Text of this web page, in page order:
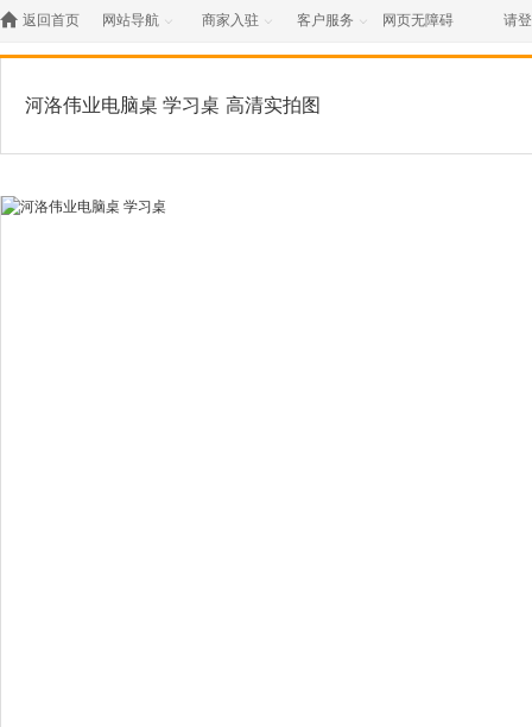
 返回首页 网站导航  商家入驻  客户服务  网页无障碍 请
河洛伟业电脑桌 学习桌 高清实拍图